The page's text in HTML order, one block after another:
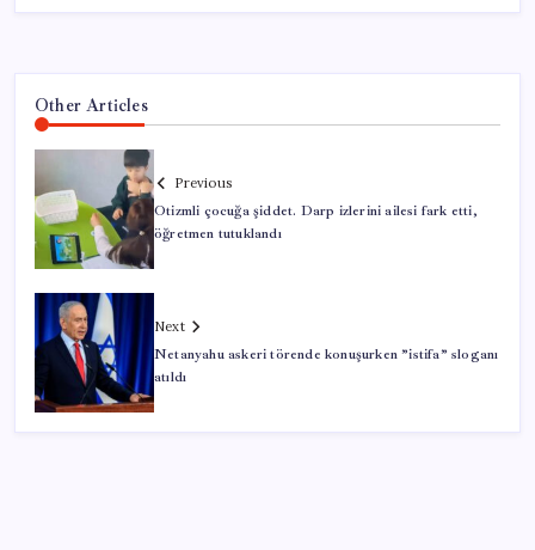
Other Articles
Previous
Otizmli çocuğa şiddet. Darp izlerini ailesi fark etti,
öğretmen tutuklandı
Next
Netanyahu askeri törende konuşurken ”istifa” sloganı
atıldı